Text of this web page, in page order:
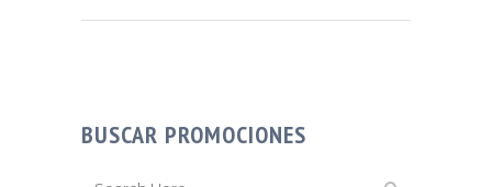
BUSCAR PROMOCIONES